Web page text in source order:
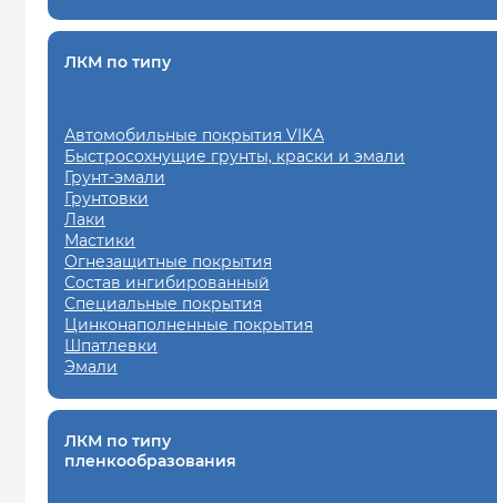
ЛКМ по типу
Автомобильные покрытия VIKA
Быстросохнущие грунты, краски и эмали
Грунт-эмали
Грунтовки
Лаки
Мастики
Огнезащитные покрытия
Состав ингибированный
Специальные покрытия
Цинконаполненные покрытия
Шпатлевки
Эмали
ЛКМ по типу
пленкообразования